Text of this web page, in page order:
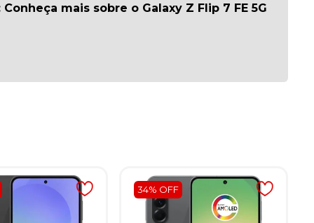
mais sobre o Galaxy Z Flip 7 FE 5G
34% OFF